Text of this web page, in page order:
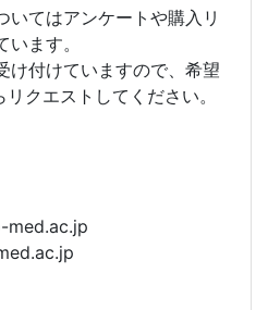
いてはアンケートや購入リ
ます。
け付けていますので、希望
クエストしてください。